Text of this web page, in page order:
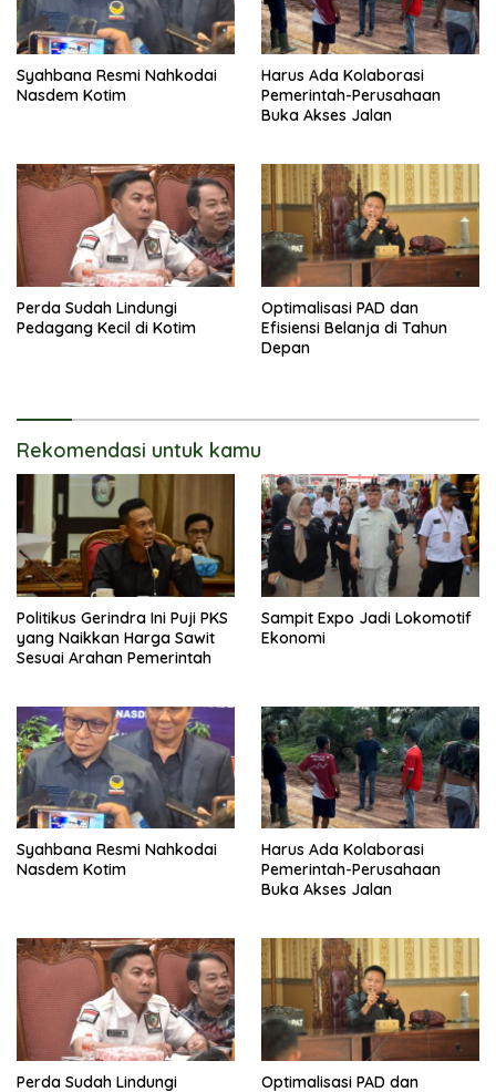
Syahbana Resmi Nahkodai
Nasdem Kotim
Harus Ada Kolaborasi
Pemerintah-Perusahaan
Buka Akses Jalan
Perda Sudah Lindungi
Pedagang Kecil di Kotim
Optimalisasi PAD dan
Efisiensi Belanja di Tahun
Depan
Rekomendasi untuk kamu
Politikus Gerindra Ini Puji PKS
yang Naikkan Harga Sawit
Sesuai Arahan Pemerintah
Sampit Expo Jadi Lokomotif
Ekonomi
Syahbana Resmi Nahkodai
Nasdem Kotim
Harus Ada Kolaborasi
Pemerintah-Perusahaan
Buka Akses Jalan
Perda Sudah Lindungi Optimalisasi PAD dan